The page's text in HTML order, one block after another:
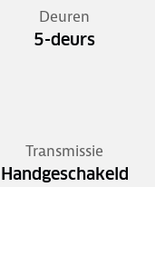
Deuren
5-deurs
Transmissie
Handgeschakeld